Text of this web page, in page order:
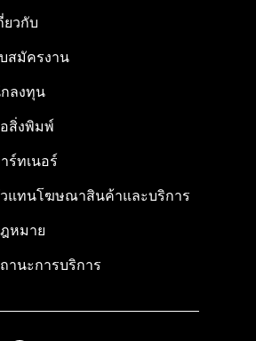
ยวกับ
สมัครงาน
ลงทุน
สิ่งพิมพ์
ร์ทเนอร์
แทนโฆษณาสินค้าและบริการ
หมาย
านะการบริการ